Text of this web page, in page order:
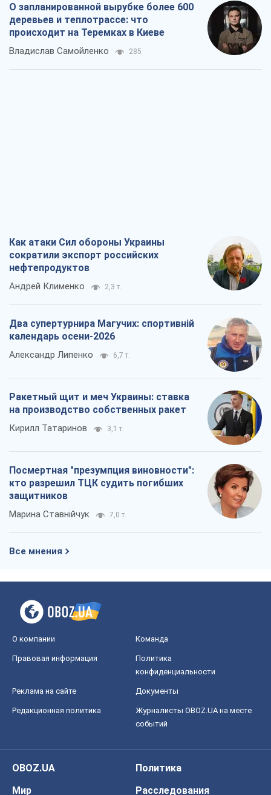
О запланированной вырубке более 600
деревьев и теплотрассе: что
происходит на Теремках в Киеве
Владислав Самойленко 285
Как атаки Сил обороны Украины
сократили экспорт российских
нефтепродуктов
Андрей Клименко 2,3 т.
Два супертурнира Магучих: спортивній
календарь осени-2026
Александр Липенко 6,7 т.
Ракетный щит и меч Украины: ставка
на производство собственных ракет
Кирилл Татаринов 3,1 т.
Посмертная "презумпция виновности":
кто разрешил ТЦК судить погибших
защитников
Марина Ставнійчук 7,0 т.
Все мнения
О компании Команда
Правовая информация
Политика
конфиденциальности
Реклама на сайте Документы
Редакционная политика
Журналисты OBOZ.UA на месте
событий
OBOZ.UA
Политика
Мир
Расследования